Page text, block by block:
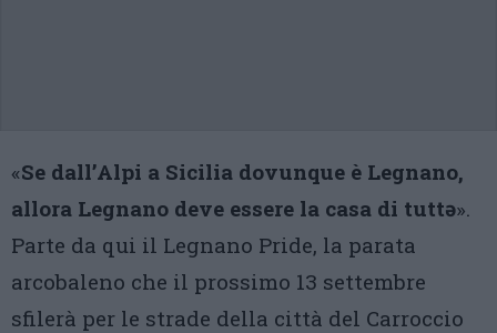
«Se dall’Alpi a Sicilia dovunque è Legnano,
allora Legnano deve essere la casa di tuttə».
Parte da qui il Legnano Pride, la parata
arcobaleno che il prossimo 13 settembre
sfilerà per le strade della città del Carroccio